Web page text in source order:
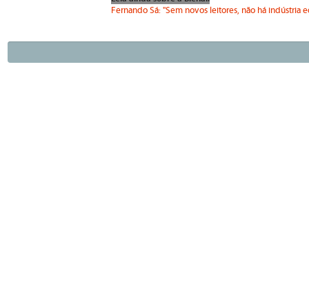
Fernando Sá: "Sem novos leitores, não há indústria